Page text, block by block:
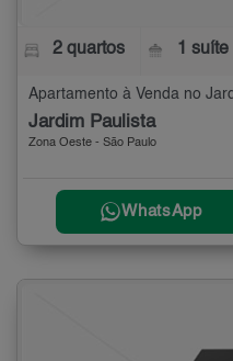
2 quartos 1 suíte
Jardim Paulista
Zona Oeste - São Paulo
WhatsApp